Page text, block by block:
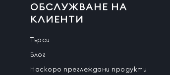
ОБСЛУЖВАНЕ НА
КЛИЕНТИ
Търси
Блог
Наскоро преглеждани продукти